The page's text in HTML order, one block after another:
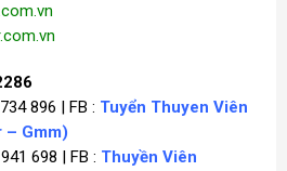
896 | FB : Tuyển Thuyen Viên
– Gmm)
698 | FB : Thuyền Viên